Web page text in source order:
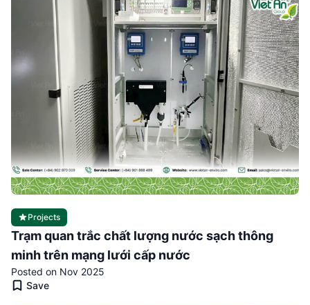
Projects
Trạm quan trắc chất lượng nước sạch thông
minh trên mạng lưới cấp nước
Posted on Nov 2025
Save